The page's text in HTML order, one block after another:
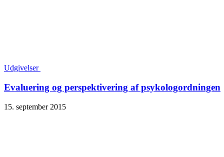
Udgivelser
Evaluering og perspektivering af psykologordningen
15. september 2015